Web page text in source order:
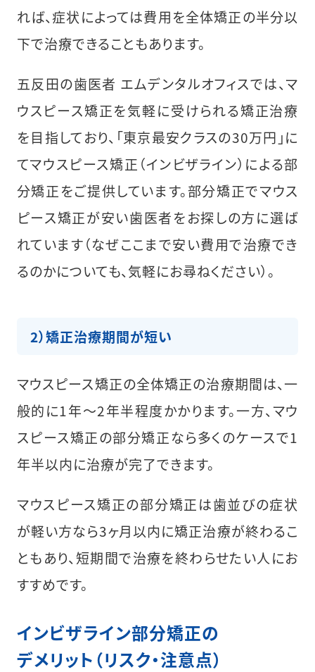
れば、症状によっては費用を全体矯正の半分以
下で治療できることもあります。
五反田の歯医者 エムデンタルオフィスでは、マ
ウスピース矯正を気軽に受けられる矯正治療
を目指しており、「東京最安クラスの30万円」に
てマウスピース矯正（インビザライン）による部
分矯正をご提供しています。部分矯正でマウス
ピース矯正が安い歯医者をお探しの方に選ば
れています（なぜここまで安い費用で治療でき
るのかについても、気軽にお尋ねください）。
2）矯正治療期間が短い
マウスピース矯正の全体矯正の治療期間は、一
般的に1年〜2年半程度かかります。一方、マウ
スピース矯正の部分矯正なら多くのケースで1
年半以内に治療が完了できます。
マウスピース矯正の部分矯正は歯並びの症状
が軽い方なら3ヶ月以内に矯正治療が終わるこ
ともあり、短期間で治療を終わらせたい人にお
すすめです。
インビザライン部分矯正の
デメリット（リスク・注意点）